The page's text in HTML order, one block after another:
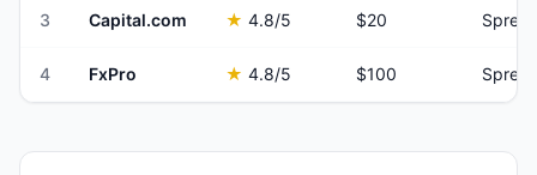
3 Capital.com ★ 4.8/5 $20
4 FxPro ★ 4.8/5 $100